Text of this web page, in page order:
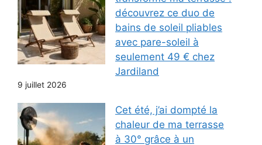
découvrez ce duo de
bains de soleil pliables
avec pare-soleil à
seulement 49 € chez
Jardiland
9 juillet 2026
Cet été, j’ai dompté la
chaleur de ma terrasse
à 30° grâce à un